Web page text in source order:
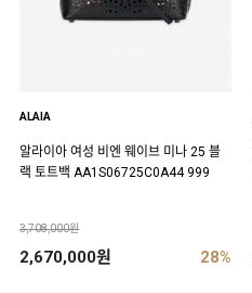
ALAIA
알라이아 여성 비엔 웨이브 미나 25 블
랙 토트백 AA1S06725C0A44 999
3,708,000원
2,670,000원 28%